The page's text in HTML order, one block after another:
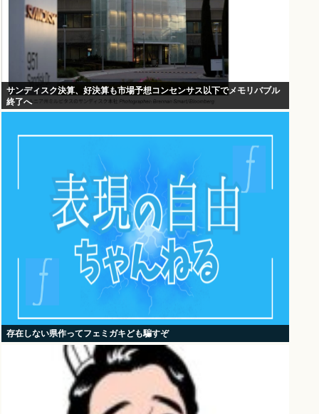
サンディスク決算、好決算も市場予想コンセンサス以下でメモリバブル
終了へ
存在しない県作ってフェミガキども騙すぞ